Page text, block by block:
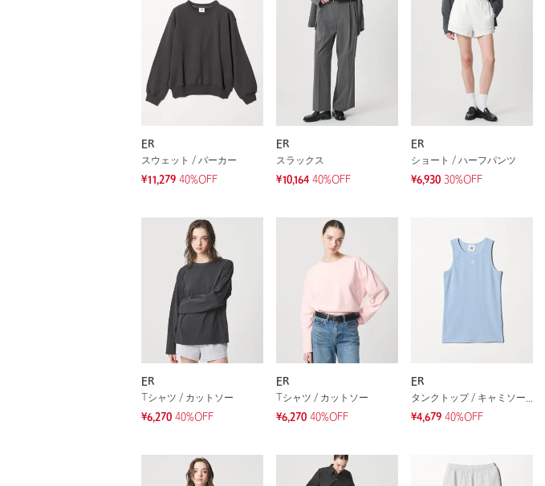
ER
スウェット / パーカー
¥11,279 40%OFF
ER
スラックス
¥10,164 40%OFF
ER
ショート / ハーフパンツ
¥6,930 30%OFF
ER
Tシャツ / カットソー
¥6,270 40%OFF
ER
Tシャツ / カットソー
¥6,270 40%OFF
ER
タンクトップ / キャミソール
¥4,679 40%OFF